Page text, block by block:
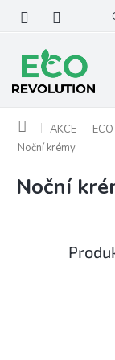
obsah
Domů AKCE
Noční krémy
Noční